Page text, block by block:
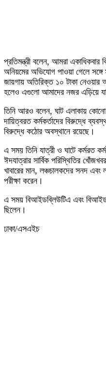
প্রতিমন্ত্রী বলেন, আমরা একাধিকবার
অনিয়মের অভিযোগ পাওয়া গেলে
জায়গায় অতিরিক্ত ১০ টাকা নেওয়ার
হলেও এগুলো আমাদের নজর এড়িয়ে
তিনি আরও বলেন, ঘাট এলাকায়
দায়িত্বরত কর্মকর্তাদের বিরুদ্ধে
বিরুদ্ধে কঠোর অবস্থানে রয়েছে।
এ সময় তিনি যাত্রী ও ঘাটে কর্মরত
ঈদযাত্রার সার্বিক পরিস্থিতির
খাবারের মান, লঞ্চচালকদের সনদ
পরীক্ষা করেন।
এ সময় বিআইডব্লিউটিএ এবং
ছিলেন।
ঢাকা/এসএইচ